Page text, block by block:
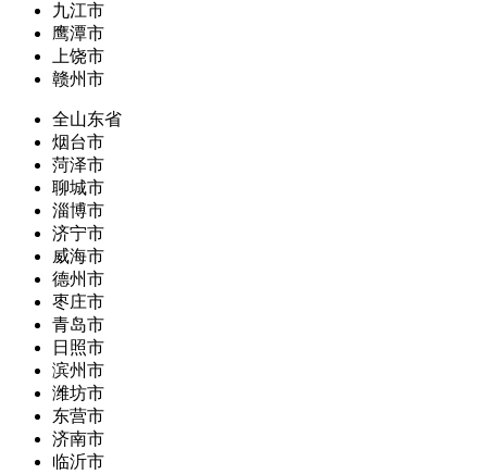
九江市
鹰潭市
上饶市
赣州市
全山东省
烟台市
菏泽市
聊城市
淄博市
济宁市
威海市
德州市
枣庄市
青岛市
日照市
滨州市
潍坊市
东营市
济南市
临沂市